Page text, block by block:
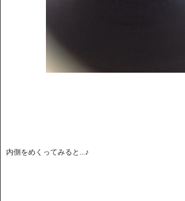
内側をめくってみると...♪